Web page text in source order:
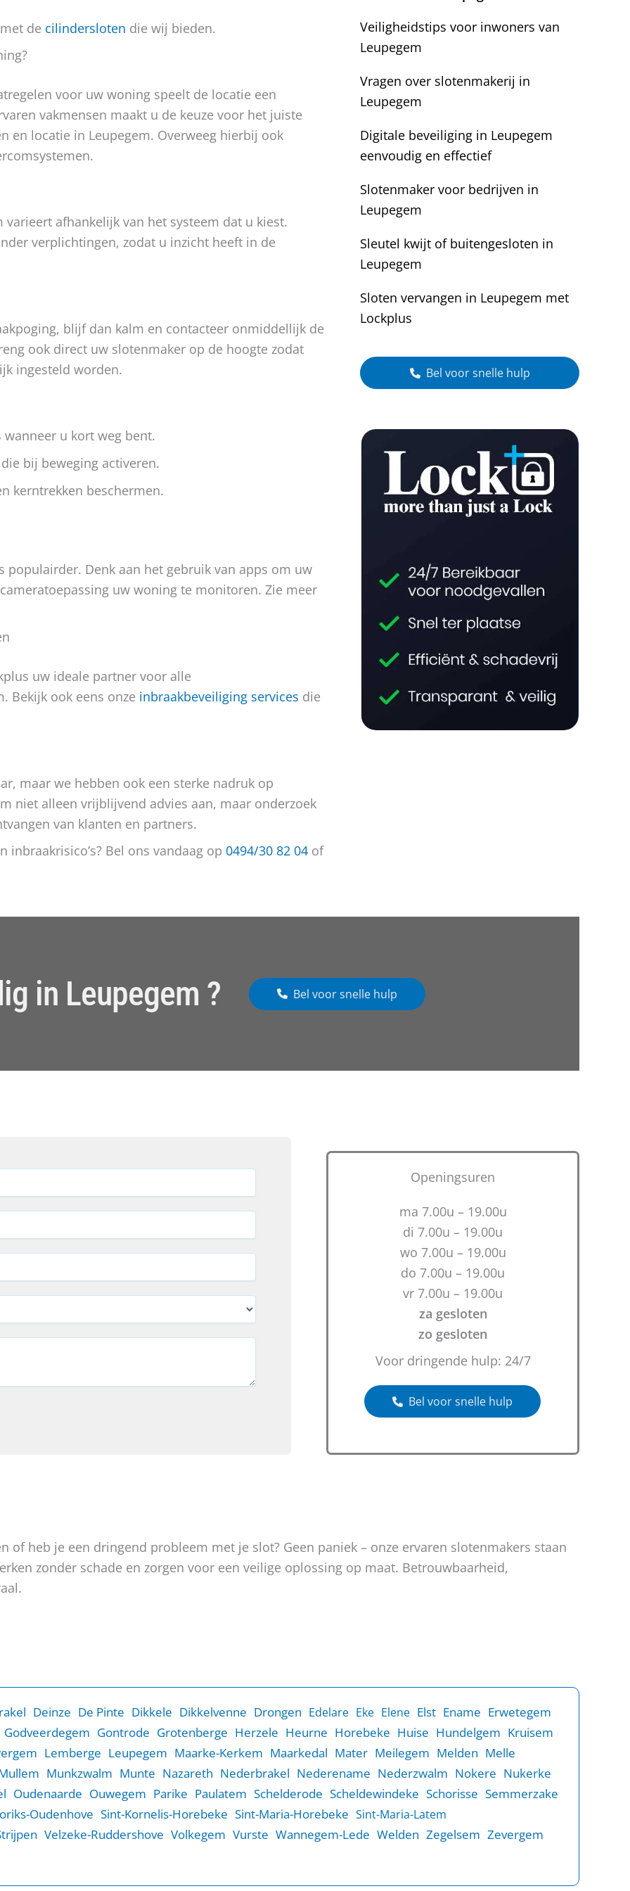
de cilindersloten die wij bieden.
voor uw woning speelt de locatie een
vakmensen maakt u de keuze voor het juiste
en locatie in Leupegem. Overweeg hierbij ook
afhankelijk van het systeem dat u kiest.
verplichtingen, zodat u inzicht heeft in de
blijf dan kalm en contacteer onmiddellijk de
ook direct uw slotenmaker op de hoogte zodat
ingesteld worden.
u kort weg bent.
bij beweging activeren.
kerntrekken beschermen.
Denk aan het gebruik van apps om uw
uw woning te monitoren. Zie meer
uw ideale partner voor alle
Bekijk ook eens onze inbraakbeveiliging services die
maar we hebben ook een sterke nadruk op
niet alleen vrijblijvend advies aan, maar onderzoek
van klanten en partners.
Bel ons vandaag op 0494/30 82 04 of
Veiligheidstips voor inwoners van
Leupegem
Vragen over slotenmakerij in
Leupegem
Digitale beveiliging in Leupegem
eenvoudig en effectief
Slotenmaker voor bedrijven in
Leupegem
Sleutel kwijt of buitengesloten in
Leupegem
Sloten vervangen in Leupegem met
Lockplus
Bel voor snelle hulp
in Leupegem ? Bel voor snelle hulp
Openingsuren
ma 7.00u – 19.00u
di 7.00u – 19.00u
wo 7.00u – 19.00u
do 7.00u – 19.00u
vr 7.00u – 19.00u
za gesloten
zo gesloten
Voor dringende hulp: 24/7
Bel voor snelle hulp
of heb je een dringend probleem met je slot? Geen paniek – onze ervaren slotenmakers staan
zonder schade en zorgen voor een veilige oplossing op maat. Betrouwbaarheid,
Deinze De Pinte Dikkele Dikkelvenne Drongen Edelare Eke Elene Elst Ename Erwetegem
Godveerdegem Gontrode Grotenberge Herzele Heurne Horebeke Huise Hundelgem Kruisem
Lemberge Leupegem Maarke-Kerkem Maarkedal Mater Meilegem Melden Melle
Munkzwalm Munte Nazareth Nederbrakel Nederename Nederzwalm Nokere Nukerke
Oudenaarde Ouwegem Parike Paulatem Schelderode Scheldewindeke Schorisse Semmerzake
Oudenhove Sint-Kornelis-Horebeke Sint-Maria-Horebeke Sint-Maria-Latem
Velzeke-Ruddershove Volkegem Vurste Wannegem-Lede Welden Zegelsem Zevergem